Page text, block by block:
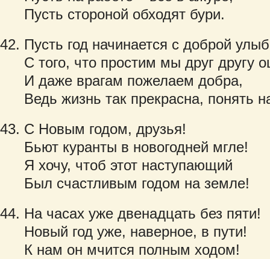
Пусть стороной обходят бури.
Пусть год начинается с доброй
С того, что простим мы друг другу
И даже врагам пожелаем добра,
Ведь жизнь так прекрасна, понять
С Новым годом, друзья!
Бьют куранты в новогодней мгле!
Я хочу, чтоб этот наступающий
Был счастливым годом на земле!
На часах уже двенадцать без пяти!
Новый год уже, наверное, в пути!
К нам он мчится полным ходом!